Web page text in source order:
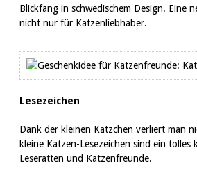
Blickfang in schwedischem Design. Eine
nicht nur für Katzenliebhaber.
Lesezeichen
Dank der kleinen Kätzchen verliert man
kleine Katzen-Lesezeichen sind ein tolles
Leseratten und Katzenfreunde.